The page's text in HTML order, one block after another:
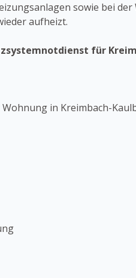
sowie bei
aufheizt.
für
in Kreimbach-